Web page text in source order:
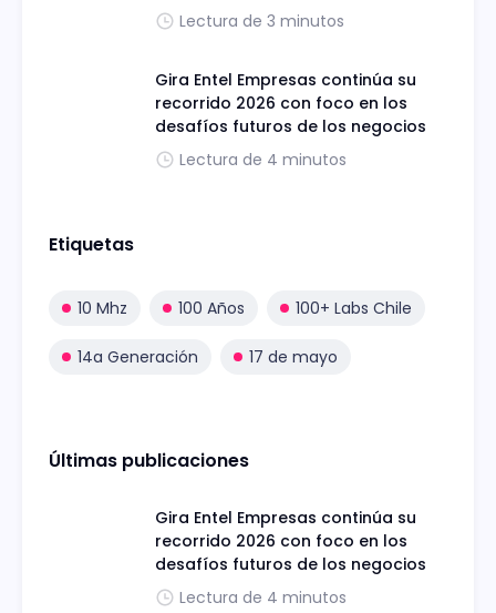
Lectura de 3 minutos
Gira Entel Empresas continúa su
recorrido 2026 con foco en los
desafíos futuros de los negocios
Lectura de 4 minutos
Etiquetas
10 Mhz 100 Años 100+ Labs Chile
14a Generación 17 de mayo
Últimas publicaciones
Gira Entel Empresas continúa su
recorrido 2026 con foco en los
desafíos futuros de los negocios
Lectura de 4 minutos